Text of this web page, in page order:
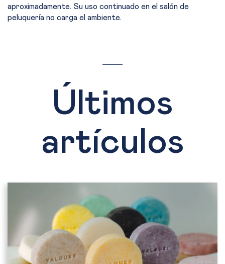
aproximadamente. Su uso continuado en el salón de
peluquería no carga el ambiente.
Últimos
artículos